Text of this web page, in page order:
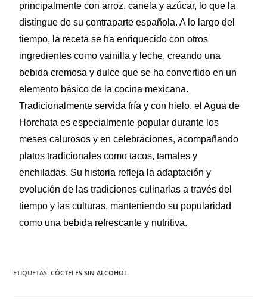
principalmente con arroz, canela y azúcar, lo que la
distingue de su contraparte española. A lo largo del
tiempo, la receta se ha enriquecido con otros
ingredientes como vainilla y leche, creando una
bebida cremosa y dulce que se ha convertido en un
elemento básico de la cocina mexicana.
Tradicionalmente servida fría y con hielo, el Agua de
Horchata es especialmente popular durante los
meses calurosos y en celebraciones, acompañando
platos tradicionales como tacos, tamales y
enchiladas. Su historia refleja la adaptación y
evolución de las tradiciones culinarias a través del
tiempo y las culturas, manteniendo su popularidad
como una bebida refrescante y nutritiva.
ETIQUETAS:CÓCTELES SIN ALCOHOL